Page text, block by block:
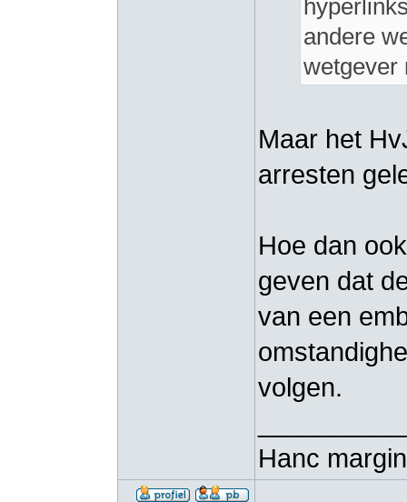
andere
wetgever
Maar het
arresten
Hoe dan
geven dat
van een
volgen.
Hanc